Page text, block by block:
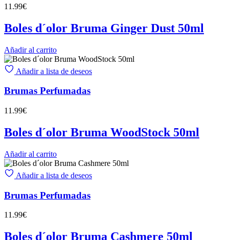
11.99€
Boles d´olor Bruma Ginger Dust 50ml
Añadir al carrito
Añadir a lista de deseos
Brumas Perfumadas
11.99€
Boles d´olor Bruma WoodStock 50ml
Añadir al carrito
Añadir a lista de deseos
Brumas Perfumadas
11.99€
Boles d´olor Bruma Cashmere 50ml